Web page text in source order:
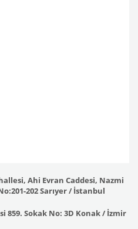
Ahi Evran Caddesi, Nazmi
202 Sarıyer / İstanbul
859. Sokak No: 3D Konak / İzmir